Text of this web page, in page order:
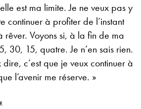
est ma limite. Je ne veux pas y
continuer à profiter de l’instant
rêver. Voyons si, à la fin de ma
30, 15, quatre. Je n’en sais rien.
c’est que je veux continuer à
l’avenir me réserve. »